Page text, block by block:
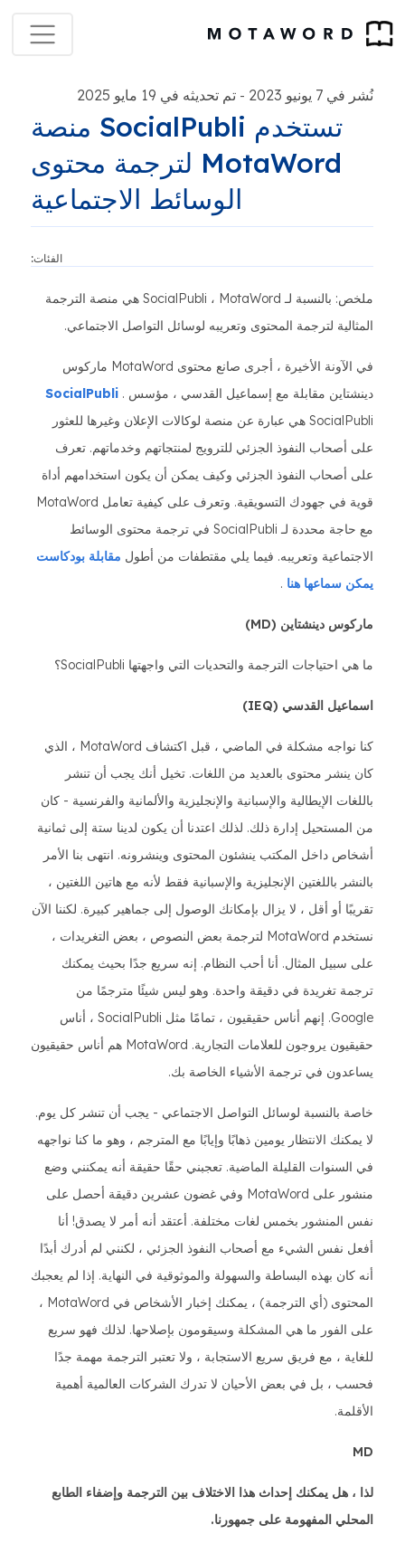
نُشر في 7 يونيو 2023 - تم تحديثه في 19 مايو 2025
تستخدم SocialPubli منصة
MotaWord لترجمة محتوى
الوسائط الاجتماعية
الفئات:
ملخص: بالنسبة لـ SocialPubli ، MotaWord هي منصة الترجمة
المثالية لترجمة المحتوى وتعريبه لوسائل التواصل الاجتماعي.
في الآونة الأخيرة ، أجرى صانع محتوى MotaWord ماركوس
دينشتاين مقابلة مع إسماعيل القدسي ، مؤسس .
SocialPubli هي عبارة عن منصة لوكالات الإعلان وغيرها للعثور
على أصحاب النفوذ الجزئي للترويج لمنتجاتهم وخدماتهم. تعرف
على أصحاب النفوذ الجزئي وكيف يمكن أن يكون استخدامهم أداة
قوية في جهودك التسويقية. وتعرف على كيفية تعامل MotaWord
مع حاجة محددة لـ SocialPubli في ترجمة محتوى الوسائط
الاجتماعية وتعريبه. فيما يلي مقتطفات من أطول مقابلة بودكاست
يمكن سماعها هنا .
ماركوس دينشتاين (MD)
ما هي احتياجات الترجمة والتحديات التي واجهتها SocialPubli؟
اسماعيل القدسي (IEQ)
كنا نواجه مشكلة في الماضي ، قبل اكتشاف MotaWord ، الذي
كان ينشر محتوى بالعديد من اللغات. تخيل أنك يجب أن تنشر
باللغات الإيطالية والإسبانية والإنجليزية والألمانية والفرنسية - كان
من المستحيل إدارة ذلك. لذلك اعتدنا أن يكون لدينا ستة إلى ثمانية
أشخاص داخل المكتب ينشئون المحتوى وينشرونه. انتهى بنا الأمر
بالنشر باللغتين الإنجليزية والإسبانية فقط لأنه مع هاتين اللغتين ،
تقريبًا أو أقل ، لا يزال بإمكانك الوصول إلى جماهير كبيرة. لكننا الآن
نستخدم MotaWord لترجمة بعض النصوص ، بعض التغريدات ،
على سبيل المثال. أنا أحب النظام. إنه سريع جدًا بحيث يمكنك
ترجمة تغريدة في دقيقة واحدة. وهو ليس شيئًا مترجمًا من
Google. إنهم أناس حقيقيون ، تمامًا مثل SocialPubli ، أناس
حقيقيون يروجون للعلامات التجارية. MotaWord هم أناس حقيقيون
يساعدون في ترجمة الأشياء الخاصة بك.
خاصة بالنسبة لوسائل التواصل الاجتماعي - يجب أن تنشر كل يوم.
لا يمكنك الانتظار يومين ذهابًا وإيابًا مع المترجم ، وهو ما كنا نواجهه
في السنوات القليلة الماضية. تعجبني حقًا حقيقة أنه يمكنني وضع
منشور على MotaWord وفي غضون عشرين دقيقة أحصل على
نفس المنشور بخمس لغات مختلفة. أعتقد أنه أمر لا يصدق! أنا
أفعل نفس الشيء مع أصحاب النفوذ الجزئي ، لكنني لم أدرك أبدًا
أنه كان بهذه البساطة والسهولة والموثوقية في النهاية. إذا لم يعجبك
المحتوى (أي الترجمة) ، يمكنك إخبار الأشخاص في MotaWord ،
على الفور ما هي المشكلة وسيقومون بإصلاحها. لذلك فهو سريع
للغاية ، مع فريق سريع الاستجابة ، ولا تعتبر الترجمة مهمة جدًا
فحسب ، بل في بعض الأحيان لا تدرك الشركات العالمية أهمية
الأقلمة.
MD
لذا ، هل يمكنك إحداث هذا الاختلاف بين الترجمة وإضفاء الطابع
المحلي المفهومة على جمهورنا.